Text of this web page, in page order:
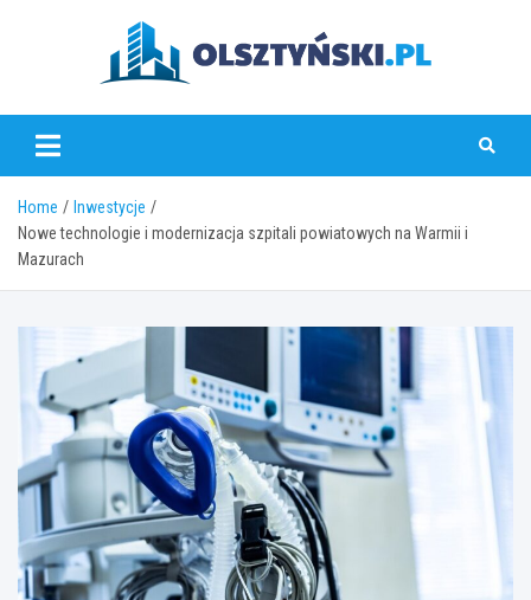
olsztynski.pl
Home
Inwestycje
Nowe technologie i modernizacja szpitali powiatowych na Warmii i
Mazurach